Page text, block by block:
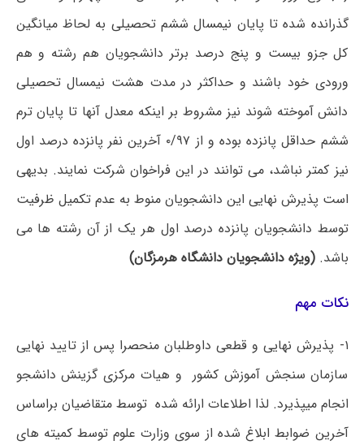
گذرانده شده تا پایان نیمسال ششم تحصیلی به لحاظ میانگین
کل جزو بیست و پنج درصد برتر دانشجویان هم رشته و هم
ورودی خود باشند و حداکثر در مدت هشت نیمسال تحصیلی
دانش آموخته شوند نیز مشروط بر اینکه معدل آنها تا پایان ترم
ششم حداقل پانزده بوده و از ۰/۹۷ آخرین نفر پانزده درصد اول
نیز کمتر نباشد، می توانند در این فراخوان شرکت نمایند. بدیهی
است پذیرش نهایی این دانشجویان منوط به عدم تکمیل ظرفیت
توسط دانشجویان پانزده درصد اول هر یک از آن رشته ها می
باشد.(ویژه دانشجویان دانشگاه هرمزگان)
نکات مهم
۱- پذیرش نهایی و قطعی داوطلبان منحصرا پس از تایید نهایی
سازمان سنجش آموزش کشور و هیات مرکزی گزینش دانشجو
انجام می‏پذیرد. لذا اطلاعات ارائه شده توسط متقاضیان براساس
آخرین ضوابط ابلاغ شده از سوی وزارت علوم توسط کمیته ‏های